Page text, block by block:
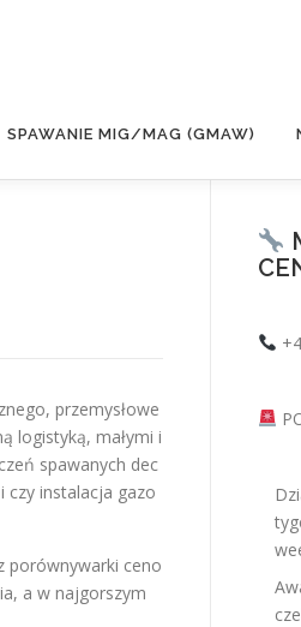
SPAWANIE MIG/MAG (GMAW)
przemysłowe
logistyką, małymi i
spawanych dec
czy instalacja gazo
porównywarki ceno
a w najgorszym